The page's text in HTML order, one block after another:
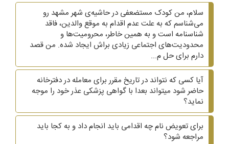
سلام، من کودک مستضعفی در حاشیه‌ی شهر مشهد رو
می‌شناسم که به علت عدم اقدام به موقع والدین، فاقد
شناسنامه است و به همین خاطر، محرومیت‌ها و
محدودیت‌های اجتماعی زیادی براش ایجاد شده. من قصد
دارم برای حل م...
آیا کسی که نتواند در تاریخ مقرر برای معامله در دفترخانه
حاضر شود میتواند بعدا با گواهی پزشکی عذر خود را موجه
نماید؟
برای تعویض نام چه اقدامی باید انجام داد و به کجا باید
مراجعه شود؟